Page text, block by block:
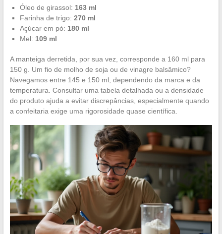
Óleo de girassol: 163 ml
Farinha de trigo: 270 ml
Açúcar em pó: 180 ml
Mel: 109 ml
A manteiga derretida, por sua vez, corresponde a 160 ml para
150 g. Um fio de molho de soja ou de vinagre balsâmico?
Navegamos entre 145 e 150 ml, dependendo da marca e da
temperatura. Consultar uma tabela detalhada ou a densidade
do produto ajuda a evitar discrepâncias, especialmente quando
a confeitaria exige uma rigorosidade quase científica.